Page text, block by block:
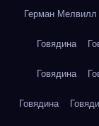
Герман
Говядина
Говядина
Говядина